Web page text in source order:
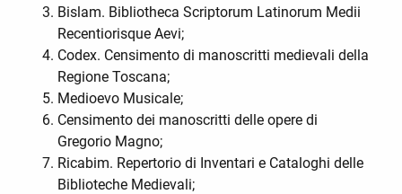
Bislam. Bibliotheca Scriptorum Latinorum Medii
Recentiorisque Aevi;
Codex. Censimento di manoscritti medievali della
Regione Toscana;
Medioevo Musicale;
Censimento dei manoscritti delle opere di
Gregorio Magno;
Ricabim. Repertorio di Inventari e Cataloghi delle
Biblioteche Medievali;